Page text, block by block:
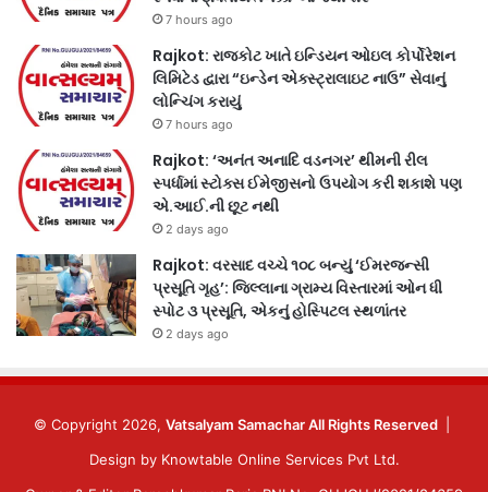
7 hours ago
Rajkot: રાજકોટ ખાતે ઇન્ડિયન ઓઇલ કોર્પોરેશન
લિમિટેડ દ્વારા “ઇન્ડેન એક્સ્ટ્રાલાઇટ નાઉ” સેવાનું
લોન્ચિંગ કરાયું
7 hours ago
Rajkot: ‘અનંત અનાદિ વડનગર’ થીમની રીલ
સ્પર્ધામાં સ્ટોક્સ ઈમેજીસનો ઉપયોગ કરી શકાશે પણ
એ.આઈ.ની છૂટ નથી
2 days ago
Rajkot: વરસાદ વચ્ચે ૧૦૮ બન્યું ‘ઈમરજન્સી
પ્રસૂતિ ગૃહ’: જિલ્લાના ગ્રામ્ય વિસ્તારમાં ઓન ધી
સ્પોટ ૩ પ્રસૂતિ, એકનું હોસ્પિટલ સ્થળાંતર
2 days ago
© Copyright 2026, Vatsalyam Samachar All Rights Reserved
Design by Knowtable Online Services Pvt Ltd.